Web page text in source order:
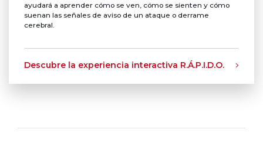
ayudará a aprender cómo se ven, cómo se sienten y cómo
suenan las señales de aviso de un ataque o derrame
cerebral.
Descubre la experiencia interactiva R.Á.P.I.D.O.